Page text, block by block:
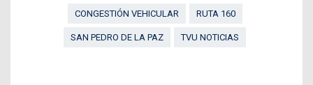
CONGESTIÓN VEHICULAR
RUTA 160
SAN PEDRO DE LA PAZ TVU NOTICIAS